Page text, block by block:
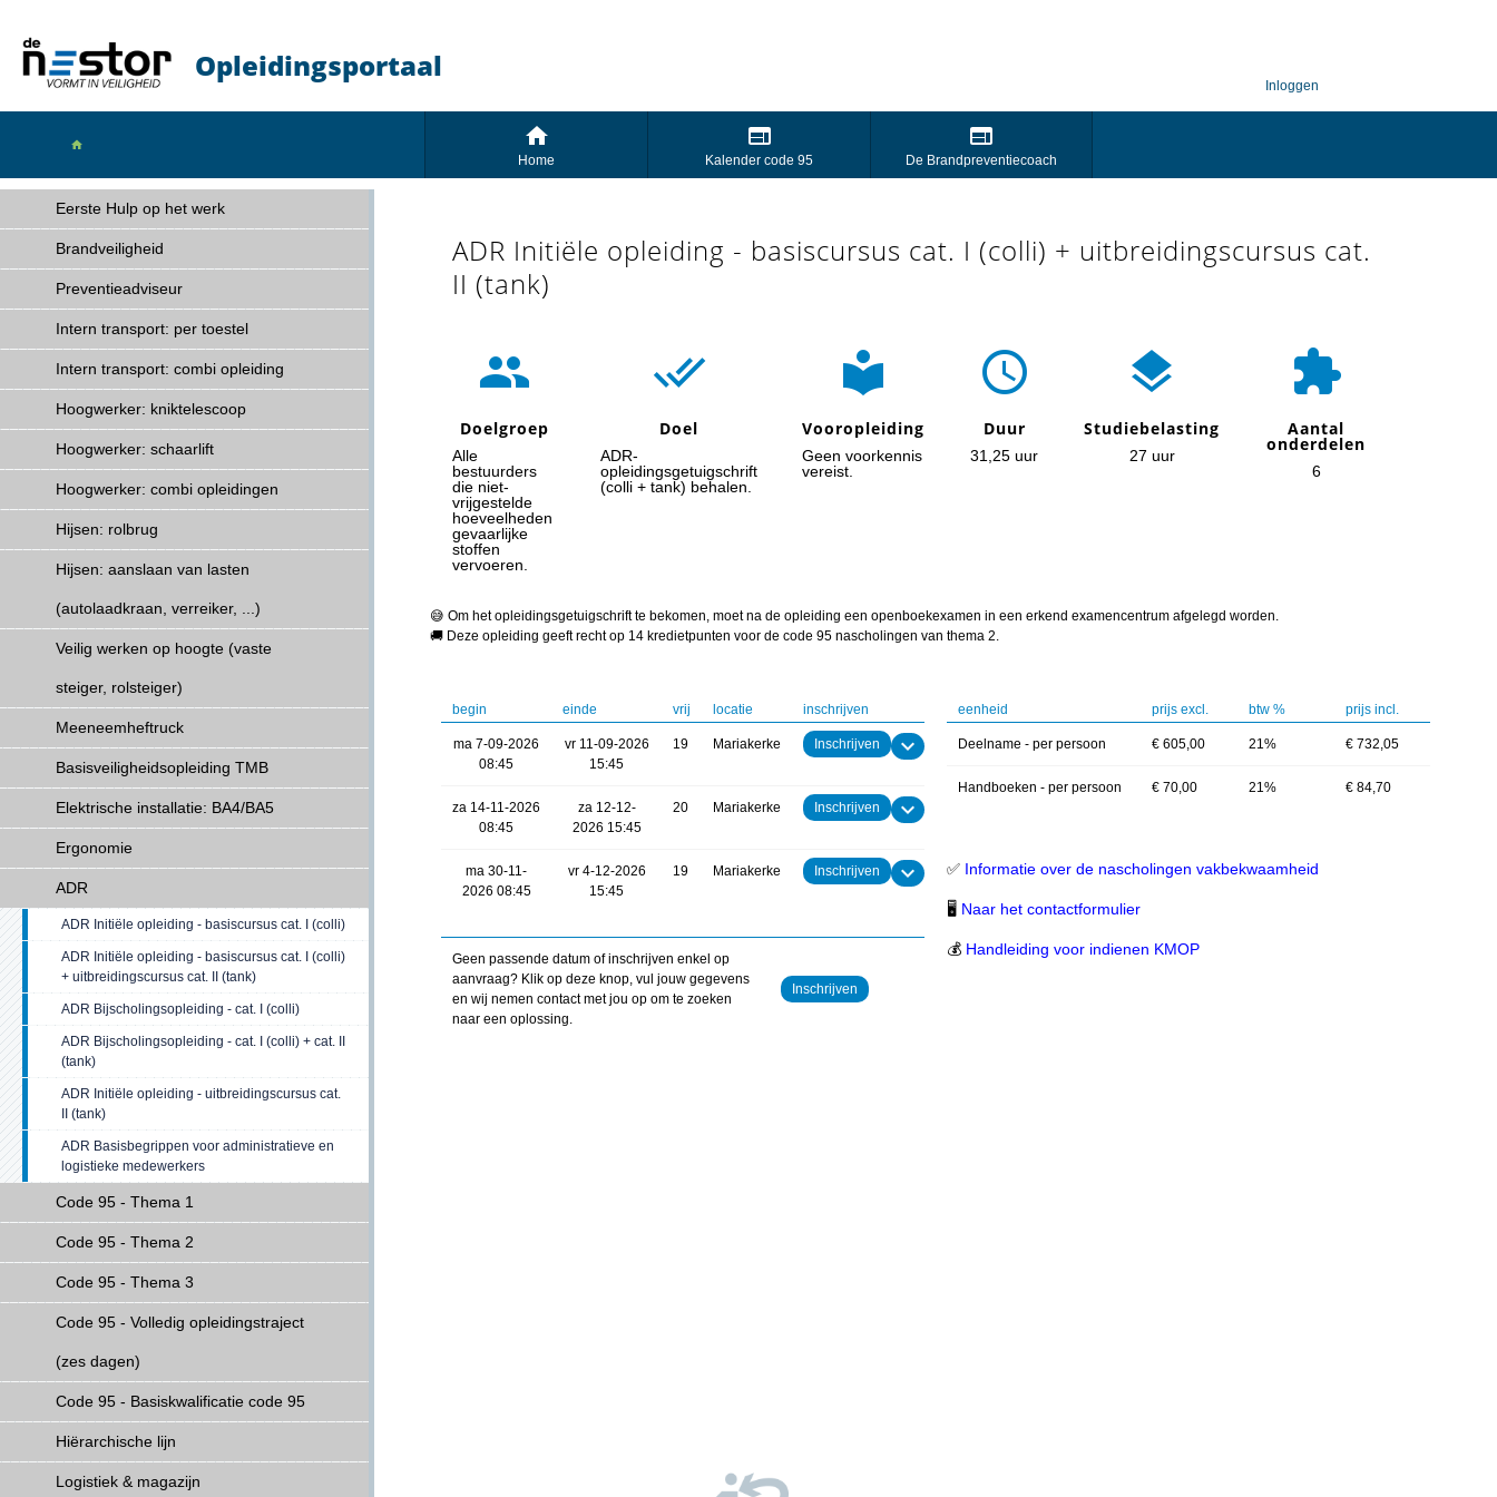
Opleidingsportaal
Inloggen

Home Kalender code 95 De Brandpreventiecoach
Eerste Hulp op het werk
Brandveiligheid
Preventieadviseur
Intern transport: per toestel
Intern transport: combi opleiding
Hoogwerker: kniktelescoop
Hoogwerker: schaarlift
Hoogwerker: combi opleidingen
Hijsen: rolbrug
Hijsen: aanslaan van lasten
(autolaadkraan, verreiker, ...)
Veilig werken op hoogte (vaste
steiger, rolsteiger)
Meeneemheftruck
Basisveiligheidsopleiding TMB
Elektrische installatie: BA4/BA5
Ergonomie
ADR
ADR Initiële opleiding - basiscursus cat. I (colli)
ADR Initiële opleiding - basiscursus cat. I (colli)
+ uitbreidingscursus cat. II (tank)
ADR Bijscholingsopleiding - cat. I (colli)
ADR Bijscholingsopleiding - cat. I (colli) + cat. II
(tank)
ADR Initiële opleiding - uitbreidingscursus cat.
II (tank)
ADR Basisbegrippen voor administratieve en
logistieke medewerkers
Code 95 - Thema 1
Code 95 - Thema 2
Code 95 - Thema 3
Code 95 - Volledig opleidingstraject
(zes dagen)
Code 95 - Basiskwalificatie code 95
Hiërarchische lijn
Logistiek & magazijn
ADR Initiële opleiding - basiscursus cat. I (colli) + uitbreidingscursus cat.
II (tank)

Doelgroep
Alle
bestuurders
die niet-
vrijgestelde
hoeveelheden
gevaarlijke
stoffen
vervoeren.

Doel
ADR-
opleidingsgetuigschrift
(colli + tank) behalen.

Vooropleiding
Geen voorkennis
vereist.

Duur
31,25 uur

Studiebelasting
27 uur

Aantal
onderdelen
6
😅 Om het opleidingsgetuigschrift te bekomen, moet na de opleiding een openboekexamen in een erkend examencentrum afgelegd worden.
🚚 Deze opleiding geeft recht op 14 kredietpunten voor de code 95 nascholingen van thema 2.
begin einde vrij locatie inschrijven
ma 7-09-2026
08:45
vr 11-09-2026
15:45
19 Mariakerke Inschrijven
za 14-11-2026
08:45
za 12-12-
2026 15:45
20 Mariakerke Inschrijven
ma 30-11-
2026 08:45
vr 4-12-2026
15:45
19 Mariakerke Inschrijven
Geen passende datum of inschrijven enkel op
aanvraag? Klik op deze knop, vul jouw gegevens
en wij nemen contact met jou op om te zoeken
naar een oplossing.
Inschrijven
eenheid prijs excl. btw % prijs incl.
Deelname - per persoon € 605,00 21% € 732,05
Handboeken - per persoon € 70,00 21% € 84,70
✅ Informatie over de nascholingen vakbekwaamheid
🖥 Naar het contactformulier
💰 Handleiding voor indienen KMOP